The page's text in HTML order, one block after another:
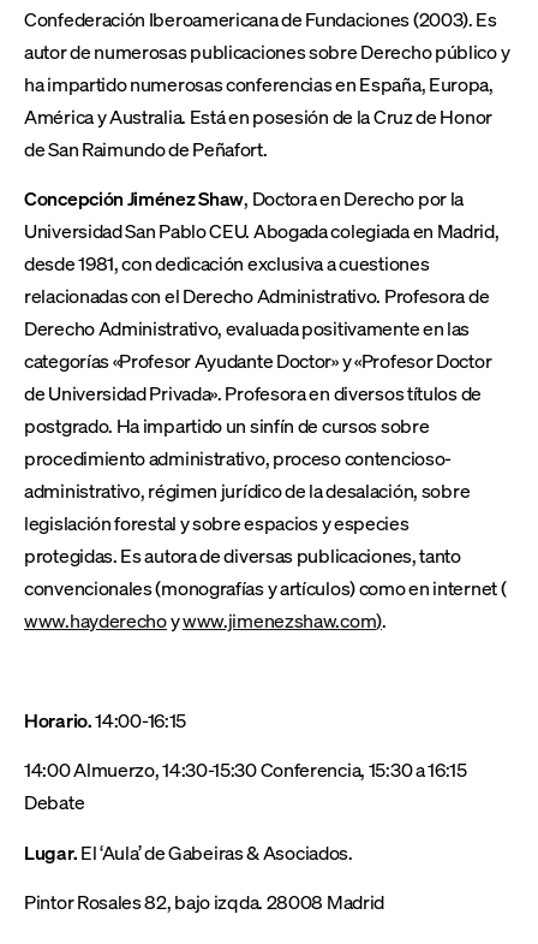
Confederación Iberoamericana de Fundaciones (2003). Es
autor de numerosas publicaciones sobre Derecho público y
ha impartido numerosas conferencias en España, Europa,
América y Australia. Está en posesión de la Cruz de Honor
de San Raimundo de Peñafort.
Concepción Jiménez Shaw, Doctora en Derecho por la
Universidad San Pablo CEU. Abogada colegiada en Madrid,
desde 1981, con dedicación exclusiva a cuestiones
relacionadas con el Derecho Administrativo. Profesora de
Derecho Administrativo, evaluada positivamente en las
categorías «Profesor Ayudante Doctor» y «Profesor Doctor
de Universidad Privada». Profesora en diversos títulos de
postgrado. Ha impartido un sinfín de cursos sobre
procedimiento administrativo, proceso contencioso-
administrativo, régimen jurídico de la desalación, sobre
legislación forestal y sobre espacios y especies
protegidas. Es autora de diversas publicaciones, tanto
convencionales (monografías y artículos) como en internet (
www.hayderechoywww.jimenezshaw.com).
Horario.14:00-16:15
14:00 Almuerzo, 14:30-15:30 Conferencia, 15:30 a 16:15
Debate
Lugar.El ‘Aula’ de Gabeiras & Asociados.
Pintor Rosales 82, bajo izqda. 28008 Madrid